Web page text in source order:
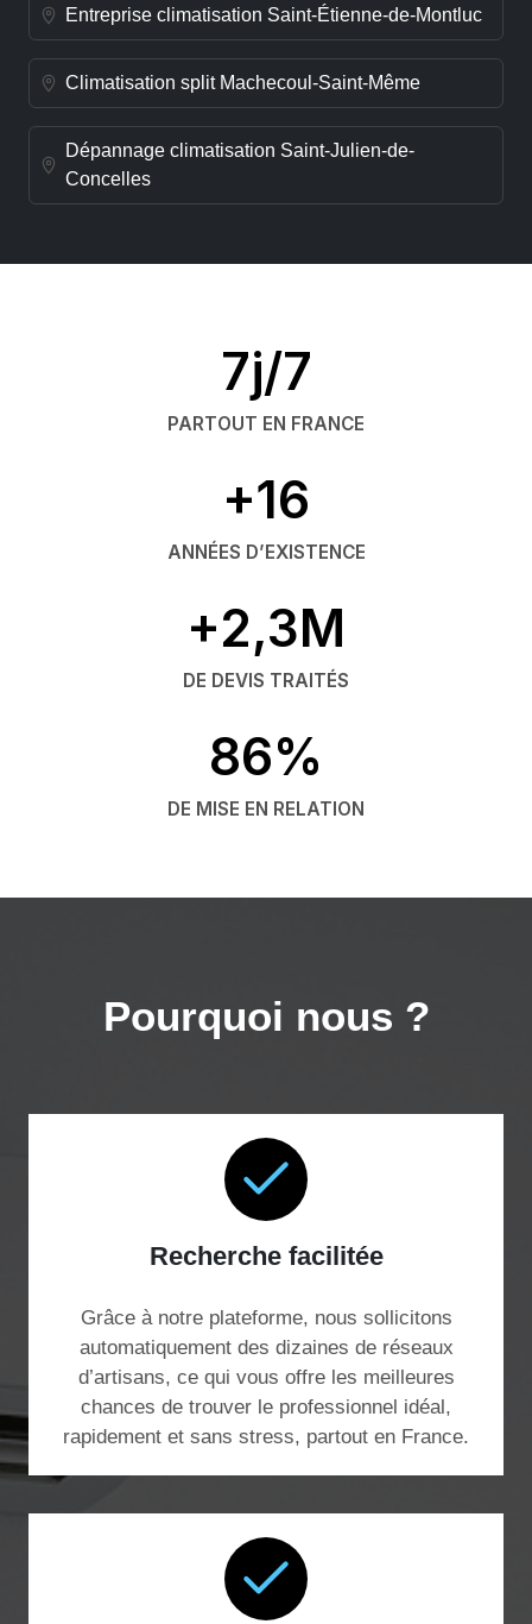
Entreprise climatisation Saint-Étienne-de-Montluc
Climatisation split Machecoul-Saint-Même
Dépannage climatisation Saint-Julien-de-
Concelles
7j/7
PARTOUT EN FRANCE
+16
ANNÉES D’EXISTENCE
+2,3M
DE DEVIS TRAITÉS
86%
DE MISE EN RELATION
Pourquoi nous ?
Recherche facilitée
Grâce à notre plateforme, nous sollicitons
automatiquement des dizaines de réseaux
d’artisans, ce qui vous offre les meilleures
chances de trouver le professionnel idéal,
rapidement et sans stress, partout en France.